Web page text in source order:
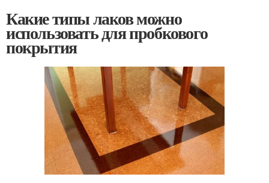
Какие типы лаков можно
использовать для пробкового
покрытия